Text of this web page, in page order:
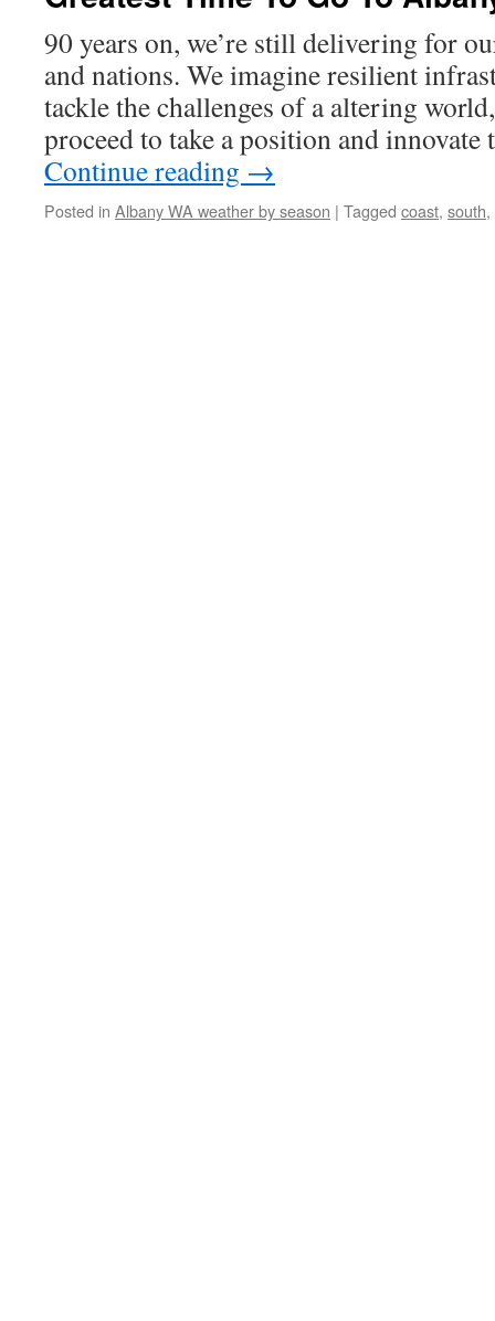
90 years on, we’re still delivering for
and nations. We imagine resilient
tackle the challenges of a altering
proceed to take a position and
Continue reading →
Posted in Albany WA weather by season | Tagged coast, south,